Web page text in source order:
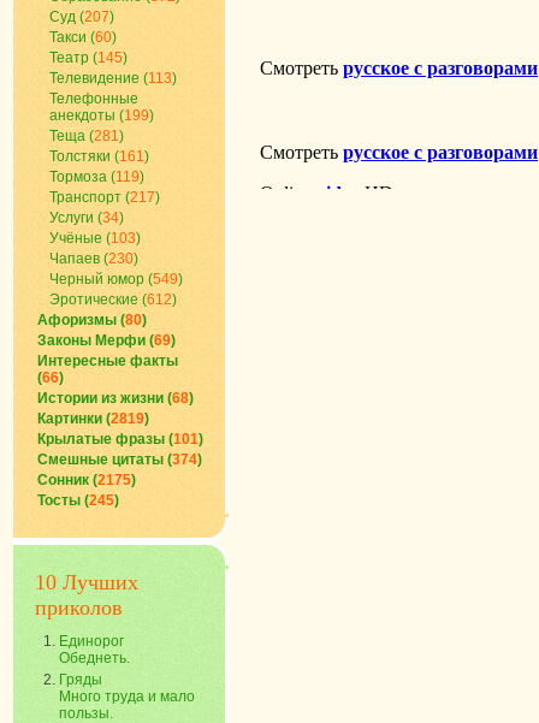
Суд (207)
Такси (60)
Театр (145)
Телевидение (113)
Телефонные
анекдоты (199)
Теща (281)
Толстяки (161)
Тормоза (119)
Транспорт (217)
Услуги (34)
Учёные (103)
Чапаев (230)
Черный юмор (549)
Эротические (612)
Афоризмы (80)
Законы Мерфи (69)
Интересные факты
(66)
Истории из жизни (68)
Картинки (2819)
Крылатые фразы (101)
Смешные цитаты (374)
Сонник (2175)
Тосты (245)
10 Лучших
приколов
Единорог
Обеднеть.
Гряды
Много труда и мало
пользы.